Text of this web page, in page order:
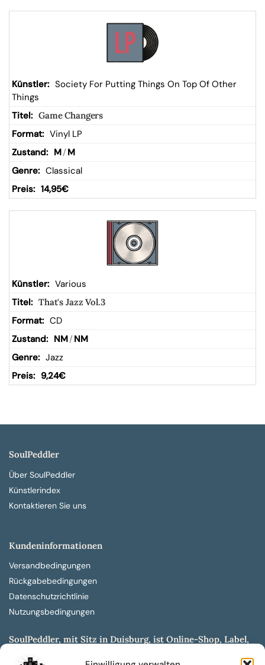
Society For Putting Things On Top Of Other
Things
Game Changers
Vinyl LP
M/ M
Classical
14,95€
Various
That's Jazz Vol.3
CD
NM/ NM
Jazz
9,24€
SoulPeddler
Über SoulPeddler
Künstlerindex
Kontaktieren Sie uns
Kundeninformationen
Versandbedingungen
Rückgabebedingungen
Datenschutzrichtlinie
Nutzungsbedingungen
SoulPeddler, mit Sitz in Duisburg, ist Online-Shop, Label,